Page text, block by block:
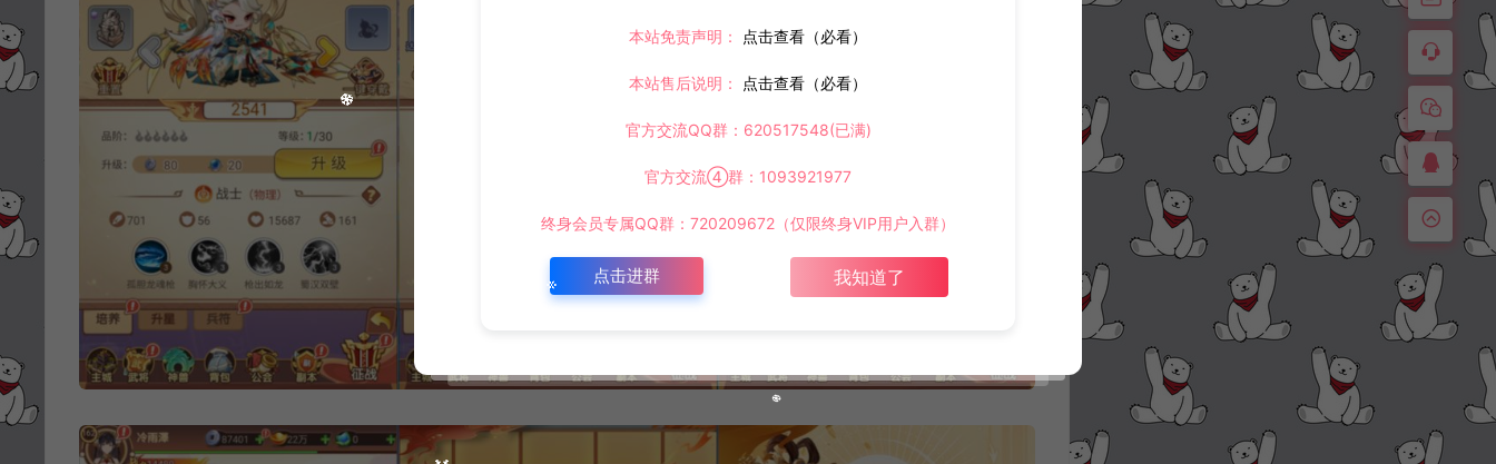
本站免责声明： 点击查看（必看）
本站售后说明： 点击查看（必看）
官方交流QQ群：620517548(已满)
官方交流④群：1093921977
终身会员专属QQ群：720209672（仅限终身VIP用户入群）
点击进群 我知道了